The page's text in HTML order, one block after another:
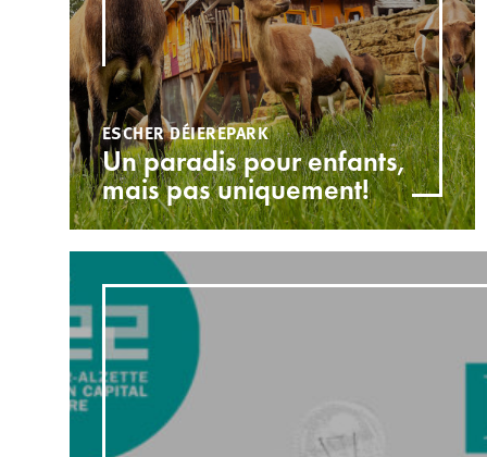
ESCHER DÉIEREPARK
Un paradis pour enfants,
mais pas uniquement!